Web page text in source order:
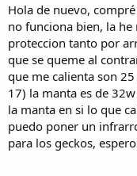
Hola de nuevo,
no funciona bien, la
proteccion tanto por
que se queme al
que me calienta son
17) la manta es de
la manta en si lo que
puedo poner un
para los geckos,